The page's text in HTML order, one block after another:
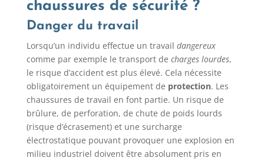
chaussures de sécurité ?
Danger du travail
Lorsqu’un individu effectue un travail dangereux
comme par exemple le transport de charges lourdes,
le risque d’accident est plus élevé. Cela nécessite
obligatoirement un équipement de protection. Les
chaussures de travail en font partie. Un risque de
brûlure, de perforation, de chute de poids lourds
(risque d’écrasement) et une surcharge
électrostatique pouvant provoquer une explosion en
milieu industriel doivent être absolument pris en